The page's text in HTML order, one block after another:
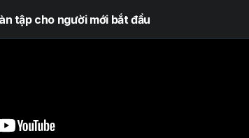
tập cho người mới bắt đầu